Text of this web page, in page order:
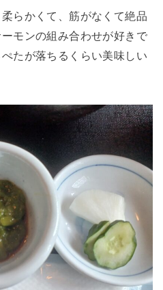
らかくて、筋がなくて絶品
モンの組み合わせが好きで
たが落ちるくらい美味しい